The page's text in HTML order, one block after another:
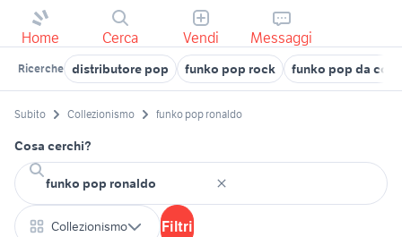
Home Cerca Vendi Messaggi
Ricerche distributore pop funko pop rock funko pop da
Subito Collezionismo funko pop ronaldo
Cosa cerchi?
Collezionismo Filtri